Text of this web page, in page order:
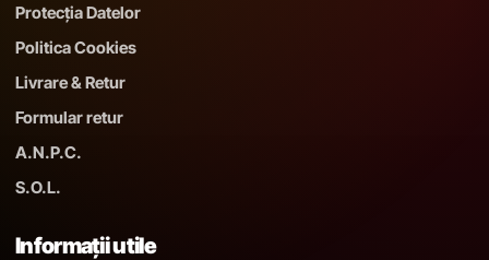
Protecția Datelor
Politica Cookies
Livrare & Retur
Formular retur
A.N.P.C.
S.O.L.
Informații utile